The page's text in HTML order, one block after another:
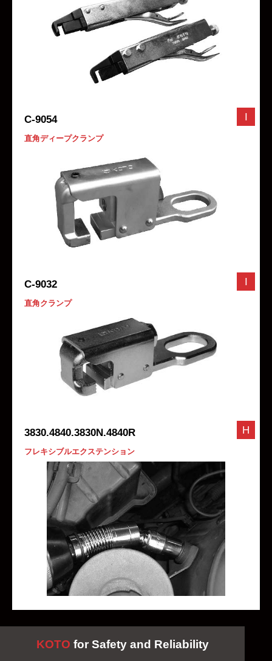
C-9054
直角ディープクランプ
C-9032
直角クランプ
I
3830.4840.3830N.4840R
フレキシブルエクステンション
H
KOTO for Safety and Reliability